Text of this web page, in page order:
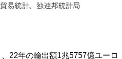
22年の輸出額1兆5757億ユーロ